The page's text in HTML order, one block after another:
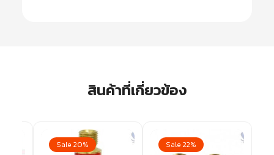
สินค้าที่เกี่ยวข้อง
Sale 20% Sale 22%